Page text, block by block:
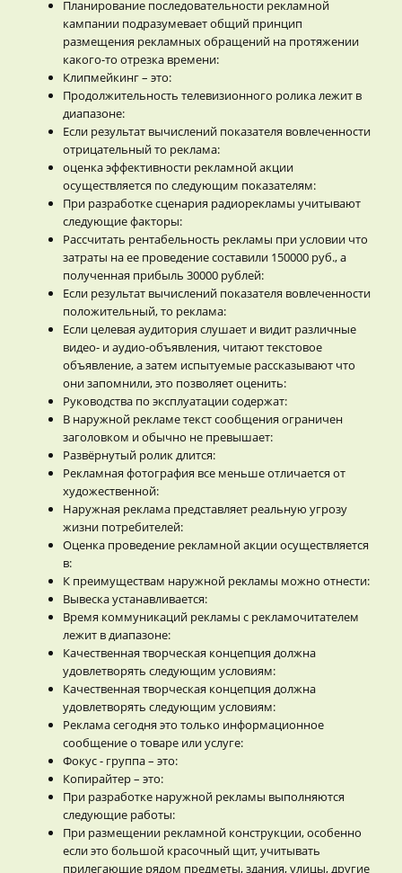
Планирование последовательности рекламной
кампании подразумевает общий принцип
размещения рекламных обращений на протяжении
какого-то отрезка времени:
Клипмейкинг – это:
Продолжительность телевизионного ролика лежит в
диапазоне:
Если результат вычислений показателя вовлеченности
отрицательный то реклама:
оценка эффективности рекламной акции
осуществляется по следующим показателям:
При разработке сценария радиорекламы учитывают
следующие факторы:
Рассчитать рентабельность рекламы при условии что
затраты на ее проведение составили 150000 руб., а
полученная прибыль 30000 рублей:
Если результат вычислений показателя вовлеченности
положительный, то реклама:
Если целевая аудитория слушает и видит различные
видео- и аудио-объявления, читают текстовое
объявление, а затем испытуемые рассказывают что
они запомнили, это позволяет оценить:
Руководства по эксплуатации содержат:
В наружной рекламе текст сообщения ограничен
заголовком и обычно не превышает:
Развёрнутый ролик длится:
Рекламная фотография все меньше отличается от
художественной:
Наружная реклама представляет реальную угрозу
жизни потребителей:
Оценка проведение рекламной акции осуществляется
в:
К преимуществам наружной рекламы можно отнести:
Вывеска устанавливается:
Время коммуникаций рекламы с рекламочитателем
лежит в диапазоне:
Качественная творческая концепция должна
удовлетворять следующим условиям:
Качественная творческая концепция должна
удовлетворять следующим условиям:
Реклама сегодня это только информационное
сообщение о товаре или услуге:
Фокус - группа – это:
Копирайтер – это:
При разработке наружной рекламы выполняются
следующие работы:
При размещении рекламной конструкции, особенно
если это большой красочный щит, учитывать
прилегающие рядом предметы, здания, улицы, другие